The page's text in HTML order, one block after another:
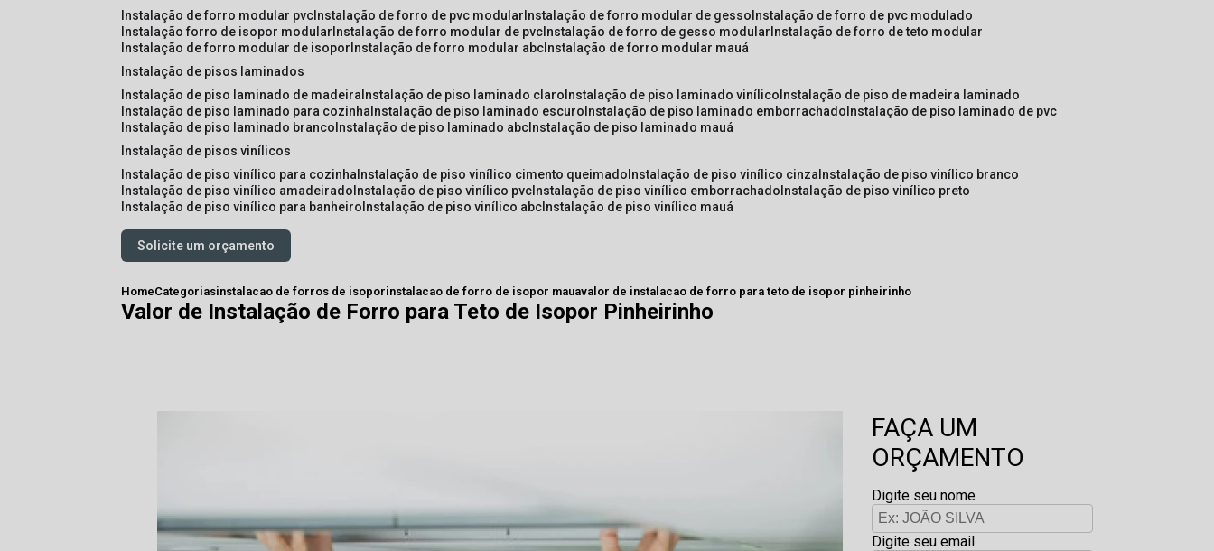
instalação de forro modular pvc instalação de forro de pvc modular instalação de forro modular de gesso instalação de forro de pvc modulado
instalação forro de isopor modular instalação de forro modular de pvc instalação de forro de gesso modular instalação de forro de teto modular
instalação de forro modular de isopor instalação de forro modular abc instalação de forro modular mauá
instalação de pisos laminados
instalação de piso laminado de madeira instalação de piso laminado claro instalação de piso laminado vinílico instalação de piso de madeira laminado
instalação de piso laminado para cozinha instalação de piso laminado escuro instalação de piso laminado emborrachado instalação de piso laminado de pvc
instalação de piso laminado branco instalação de piso laminado abc instalação de piso laminado mauá
instalação de pisos vinílicos
instalação de piso vinílico para cozinha instalação de piso vinílico cimento queimado instalação de piso vinílico cinza instalação de piso vinílico branco
instalação de piso vinílico amadeirado instalação de piso vinílico pvc instalação de piso vinílico emborrachado instalação de piso vinílico preto
instalação de piso vinílico para banheiro instalação de piso vinílico abc instalação de piso vinílico mauá
Solicite um orçamento
HomeCategoriasinstalacao de forros de isoporinstalacao de forro de isopor mauavalor de instalacao de forro para teto de isopor pinheirinho
Valor de Instalação de Forro para Teto de Isopor Pinheirinho
FAÇA UM
ORÇAMENTO
Digite seu nome
Digite seu email